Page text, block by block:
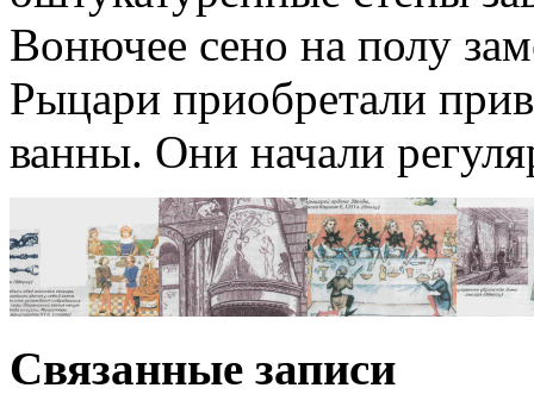
Вонючее сено на полу
Рыцари приобретали
ванны. Они начали
Связанные записи